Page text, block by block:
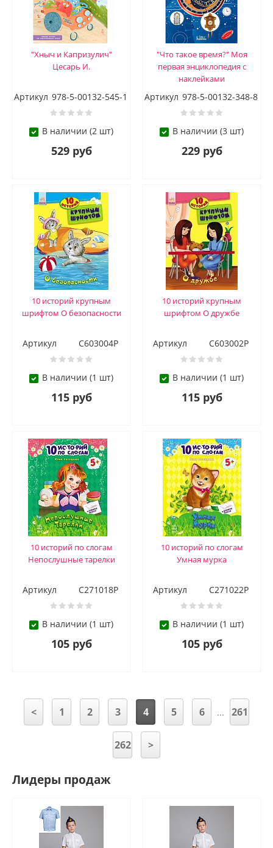
"Хныч и Капризулич"
Цесарь И.
Артикул 978-5-00132-545-1
В наличии (2 шт)
529 руб
"Что такое время?" Моя
первая энциклопедия с
наклейками
Артикул 978-5-00132-348-8
В наличии (3 шт)
229 руб
10 историй крупным
шрифтом О безопасности
Артикул С603004Р
В наличии (1 шт)
115 руб
10 историй крупным
шрифтом О дружбе
Артикул С603002Р
В наличии (1 шт)
115 руб
10 историй по слогам
Непослушные тарелки
Артикул С271018Р
В наличии (1 шт)
105 руб
10 историй по слогам
Умная мурка
Артикул С271022Р
В наличии (1 шт)
105 руб
< 1 2 3 4 5 6 ... 261
262 >
Лидеры продаж